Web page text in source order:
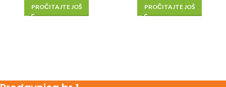
PROČITAJTE JOŠ PROČITAJTE JOŠ